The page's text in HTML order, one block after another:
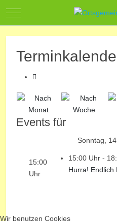
Mobile Menu Toggle
Events für
Sonntag,
15:00
Uhr
15:00 Uhr -
Hurra! Endlich
Wir benutzen Cookies